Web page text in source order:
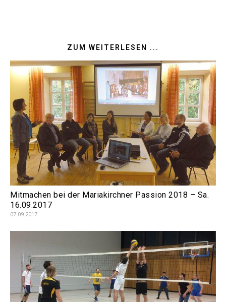
ZUM WEITERLESEN ...
Mitmachen bei der Mariakirchner Passion 2018 – Sa.
16.09.2017
07.09.2017